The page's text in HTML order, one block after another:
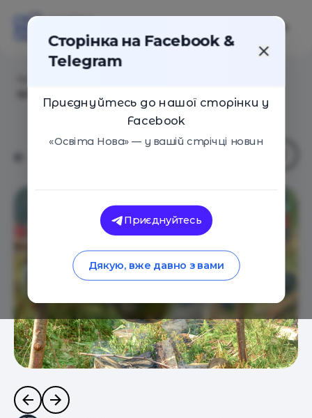
Сторінка на Facebook &
Telegram
Приєднуйтесь до нашої сторінки у
Facebook
«Освіта Нова» — у вашій стрічці новин
Приєднуйтесь
Дякую, вже давно з вами